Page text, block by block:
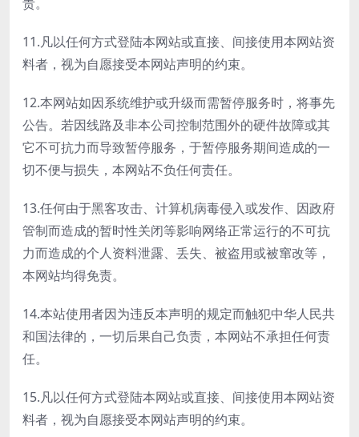
11.凡以任何方式登陆本网站或直接、间接使用本网站资
料者，视为自愿接受本网站声明的约束。
12.本网站如因系统维护或升级而需暂停服务时，将事先
公告。若因线路及非本公司控制范围外的硬件故障或其
它不可抗力而导致暂停服务，于暂停服务期间造成的一
切不便与损失，本网站不负任何责任。
13.任何由于黑客攻击、计算机病毒侵入或发作、因政府
管制而造成的暂时性关闭等影响网络正常运行的不可抗
力而造成的个人资料泄露、丢失、被盗用或被窜改等，
本网站均得免责。
14.本站使用者因为违反本声明的规定而触犯中华人民共
和国法律的，一切后果自己负责，本网站不承担任何责
任。
15.凡以任何方式登陆本网站或直接、间接使用本网站资
料者，视为自愿接受本网站声明的约束。